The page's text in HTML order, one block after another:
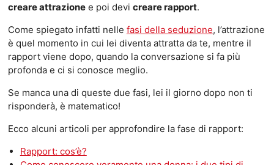
creare attrazionee poi devi creare rapport.
Come spiegato infatti nelle fasi della seduzione, l’attrazione
è quel momento in cui lei diventa attratta da te, mentre il
rapport viene dopo, quando la conversazione si fa più
profonda e ci si conosce meglio.
Se manca una di queste due fasi, lei il giorno dopo non ti
risponderà, è matematico!
Ecco alcuni articoli per approfondire la fase di rapport:
Rapport: cos’è?